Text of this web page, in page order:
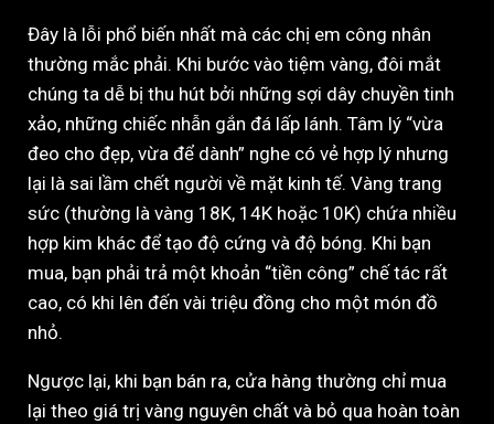
Đây là lỗi phổ biến nhất mà các chị em công nhân
thường mắc phải. Khi bước vào tiệm vàng, đôi mắt
chúng ta dễ bị thu hút bởi những sợi dây chuyền tinh
xảo, những chiếc nhẫn gắn đá lấp lánh. Tâm lý “vừa
đeo cho đẹp, vừa để dành” nghe có vẻ hợp lý nhưng
lại là sai lầm chết người về mặt kinh tế. Vàng trang
sức (thường là vàng 18K, 14K hoặc 10K) chứa nhiều
hợp kim khác để tạo độ cứng và độ bóng. Khi bạn
mua, bạn phải trả một khoản “tiền công” chế tác rất
cao, có khi lên đến vài triệu đồng cho một món đồ
nhỏ.
Ngược lại, khi bạn bán ra, cửa hàng thường chỉ mua
lại theo giá trị vàng nguyên chất và bỏ qua hoàn toàn